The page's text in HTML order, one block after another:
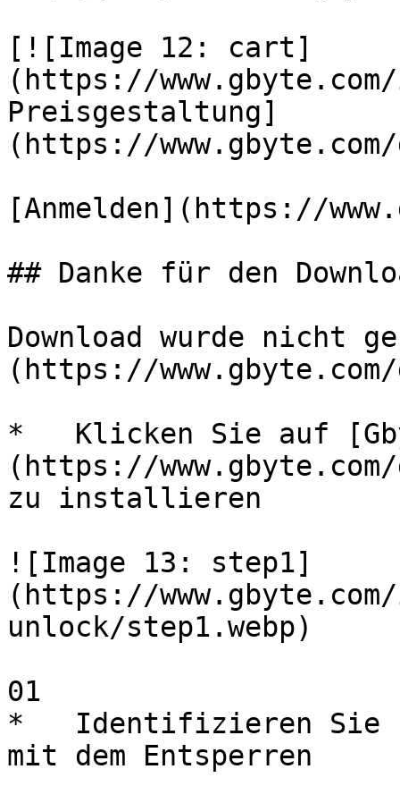
[![Image 12: cart]
(https://
Preisgestaltung]
(https://
[Anmelden](https://
## Danke für den
Download wurde nicht
(https://
*   Klicken Sie auf
(https://
zu installieren
![Image 13: step1]
(https://
unlock/step1.webp)
01
*   Identifizieren Sie
mit dem Entsperren